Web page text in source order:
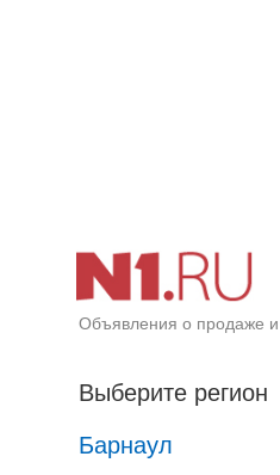
Объявления о продаже
Выберите регион
Барнаул